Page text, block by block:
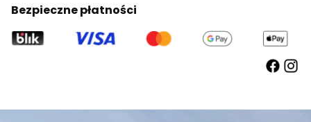
Bezpieczne płatności